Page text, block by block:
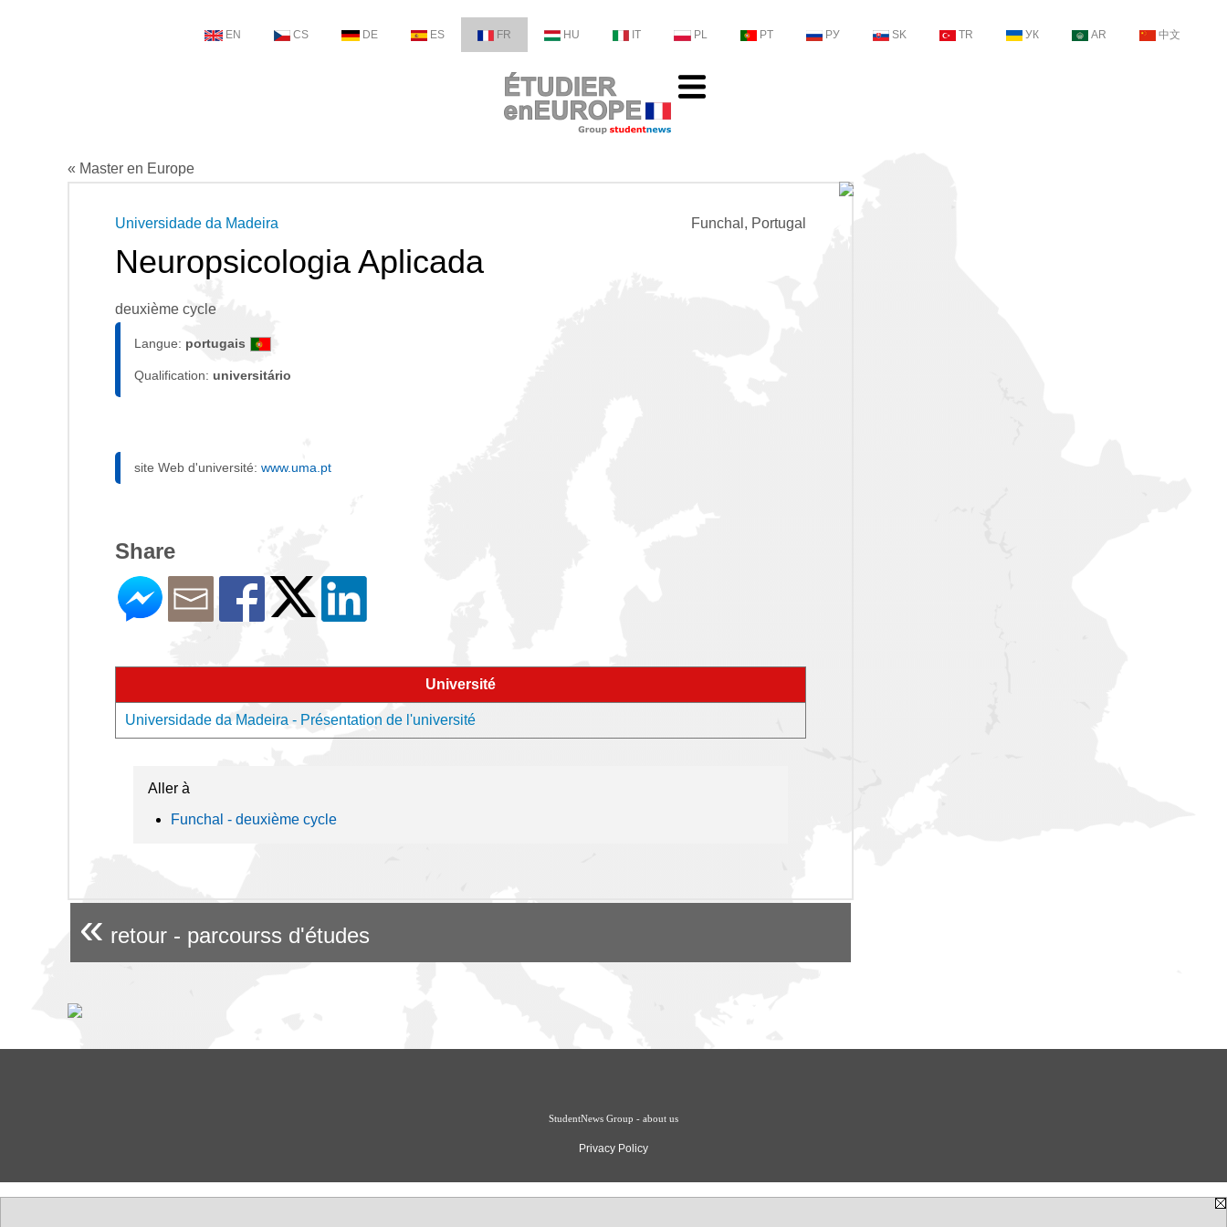
EN CS DE ES FR HU IT PL PT РУ SK TR УК AR 中文
« Master en Europe
Funchal, Portugal
Universidade da Madeira
Neuropsicologia Aplicada
deuxième cycle
Langue: portugais
Qualification: universitário
site Web d'université: www.uma.pt
Share
Université
Universidade da Madeira - Présentation de l'université
Aller à
Funchal - deuxième cycle
« retour - parcourss d'études
StudentNews Group - about us
Privacy Policy